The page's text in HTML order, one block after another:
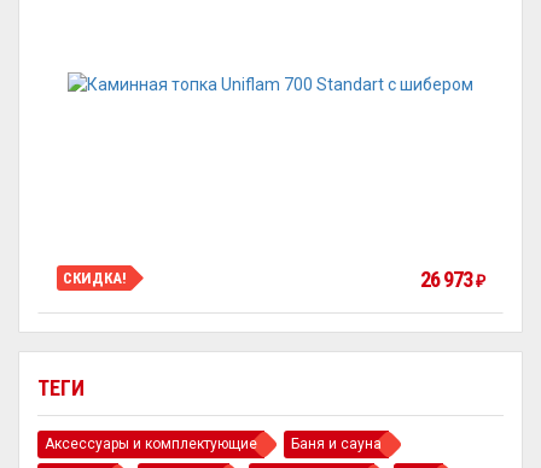
ТЕГИ
Аксессуары и комплектующие
Баня и сауна
СКИДКА! 26 973₽